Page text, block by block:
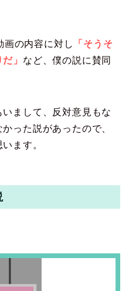
画の内容に対し
「そうそ
」 など、僕の説に賛同
まして、反対意見もな
った説があったので、
ます。